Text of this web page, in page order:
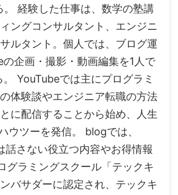
。 経験した仕事は、数学の塾講
ングコンサルタント、エンジニ
ルタント。個人では、ブログ運
企画・撮影・動画編集を1人で
YouTubeでは主にプログラミ
体験談やエンジニア転職の方法
に配信することから始め、人生
ウツーを発信。 blogでは、
話さない役立つ内容やお得情報
グラミングスクール「テックキ
バサダーに認定され、テックキ